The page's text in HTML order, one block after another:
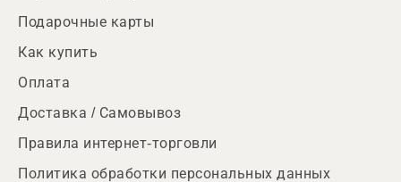
Подарочные карты
Как купить
Оплата
Доставка / Самовывоз
Правила интернет-торговли
Политика обработки персональных данных